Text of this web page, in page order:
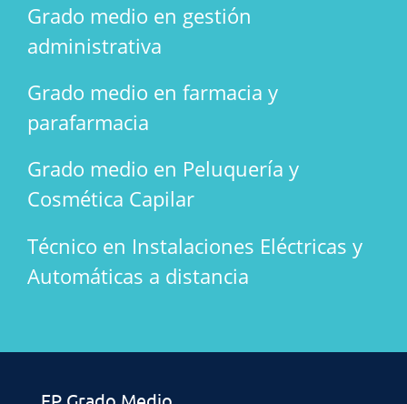
Grado medio en gestión
administrativa
Grado medio en farmacia y
parafarmacia
Grado medio en Peluquería y
Cosmética Capilar
Técnico en Instalaciones Eléctricas y
Automáticas a distancia